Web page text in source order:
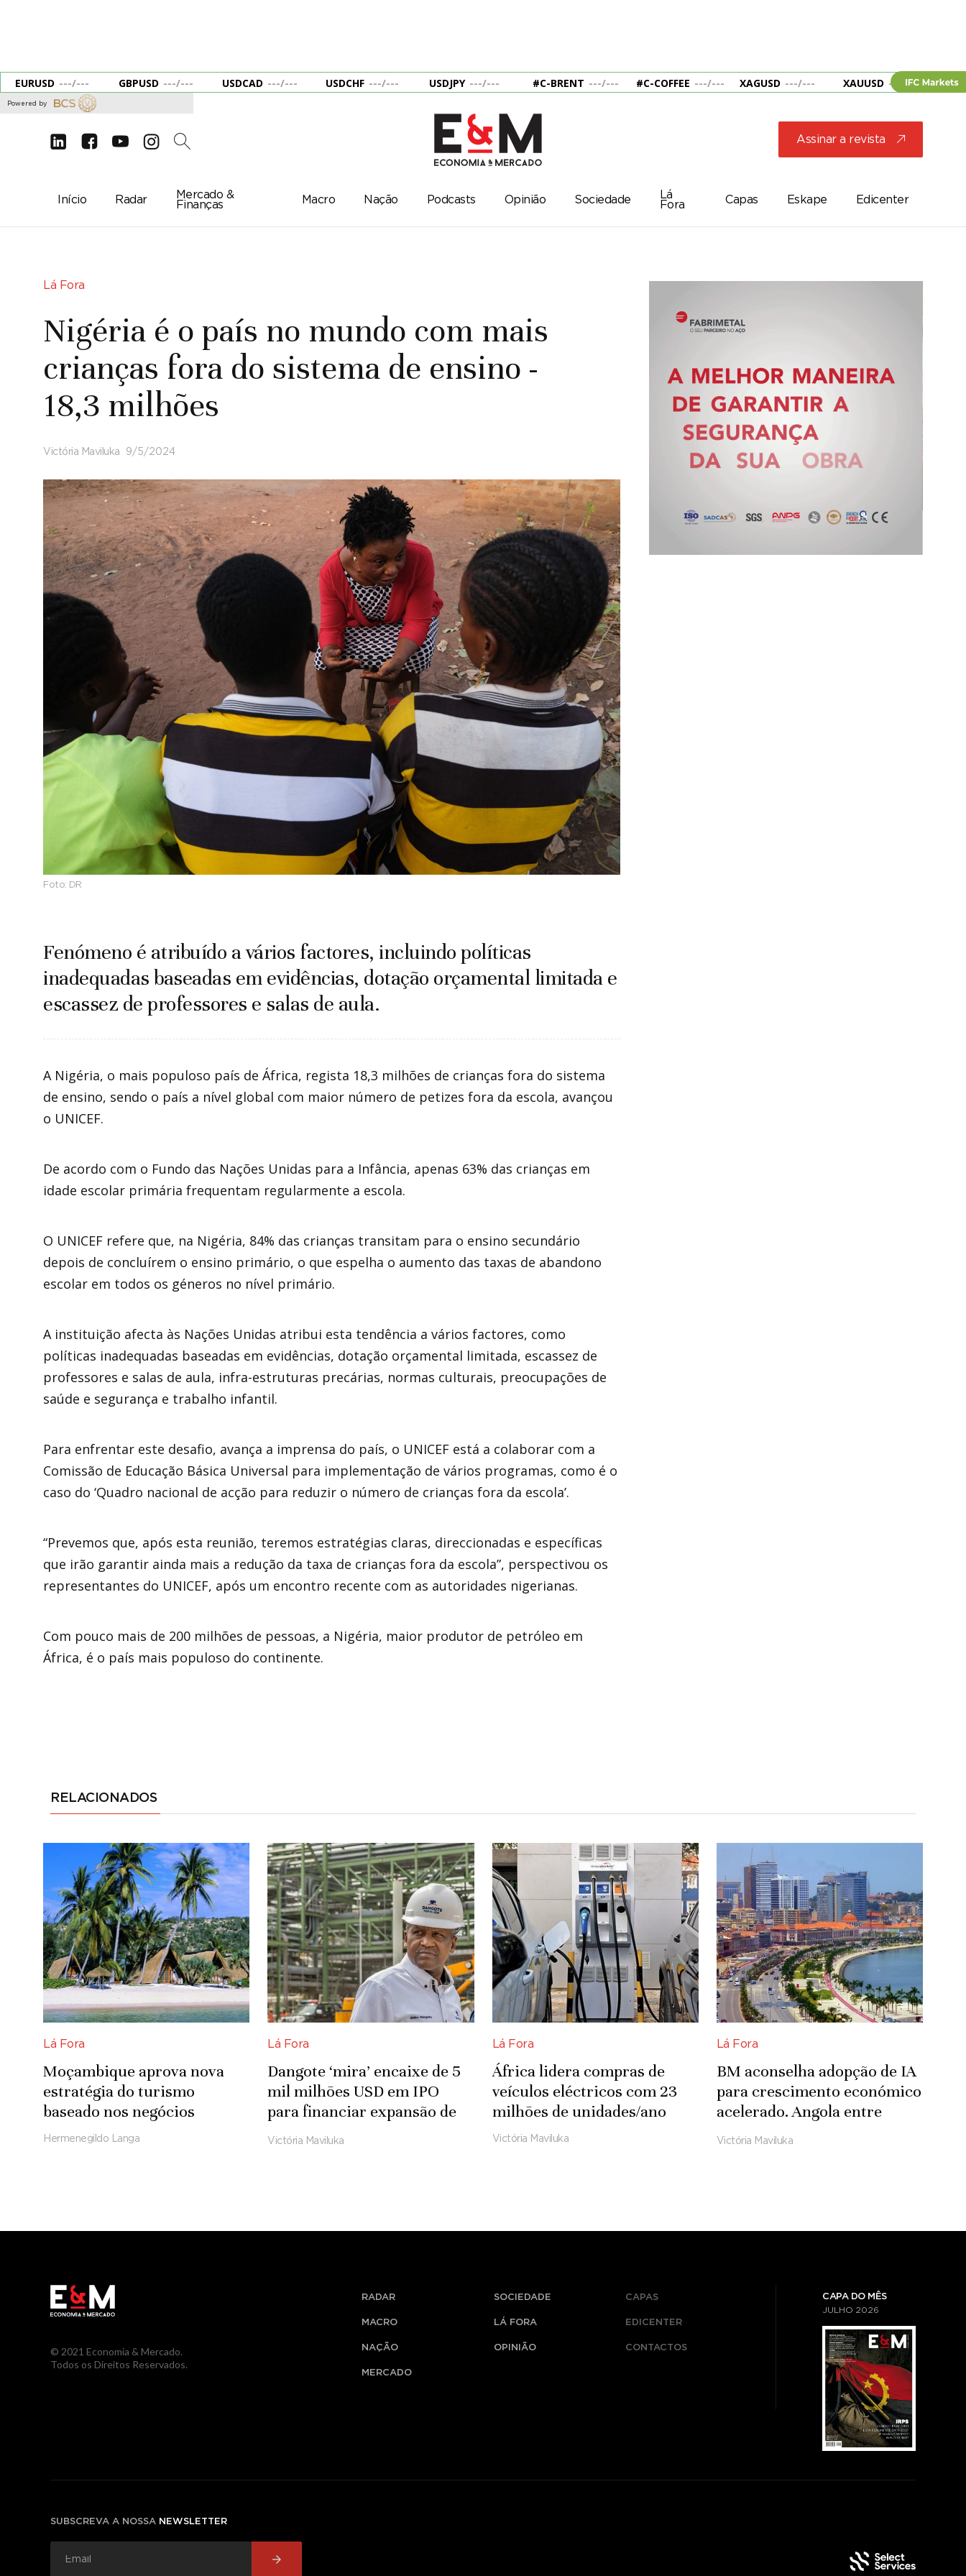
EURUSD ---/--- GBPUSD ---/--- USDCAD ---/--- USDCHF ---/--- USDJPY ---/--- #C-BRENT ---/--- #C-COFFEE ---/--- XAGUSD ---/--- XAUUSD --- ---
Powered by
d e g c 2 Assinar a revista j
Início Radar
Mercado &
Finanças
Macro Nação Podcasts Opinião Sociedade
Lá
Fora
Capas Eskape Edicenter
Lá Fora
Nigéria é o país no mundo com mais
crianças fora do sistema de ensino -
18,3 milhões
Victória Maviluka 9/5/2024
Foto: DR
Fenómeno é atribuído a vários factores, incluindo políticas
inadequadas baseadas em evidências, dotação orçamental limitada e
escassez de professores e salas de aula.
A Nigéria, o mais populoso país de África, regista 18,3 milhões de crianças fora do sistema
de ensino, sendo o país a nível global com maior número de petizes fora da escola, avançou
o UNICEF.
De acordo com o Fundo das Nações Unidas para a Infância, apenas 63% das crianças em
idade escolar primária frequentam regularmente a escola.
O UNICEF refere que, na Nigéria, 84% ​​das crianças transitam para o ensino secundário
depois de concluírem o ensino primário, o que espelha o aumento das taxas de abandono
escolar em todos os géneros no nível primário.
A instituição afecta às Nações Unidas atribui esta tendência a vários factores, como
políticas inadequadas baseadas em evidências, dotação orçamental limitada, escassez de
professores e salas de aula, infra-estruturas precárias, normas culturais, preocupações de
saúde e segurança e trabalho infantil.
Para enfrentar este desafio, avança a imprensa do país, o UNICEF está a colaborar com a
Comissão de Educação Básica Universal para implementação de vários programas, como é o
caso do ‘Quadro nacional de acção para reduzir o número de crianças fora da escola’.
“Prevemos que, após esta reunião, teremos estratégias claras, direccionadas e específicas
que irão garantir ainda mais a redução da taxa de crianças fora da escola”, perspectivou os
representantes do UNICEF, após um encontro recente com as autoridades nigerianas.
Com pouco mais de 200 milhões de pessoas, a Nigéria, maior produtor de petróleo em
África, é o país mais populoso do continente.
RELACIONADOS
Lá Fora
Moçambique aprova nova
estratégia do turismo
baseado nos negócios
Hermenegildo Langa
Lá Fora
Dangote ‘mira’ encaixe de 5
mil milhões USD em IPO
para financiar expansão de
refinaria
Victória Maviluka
Lá Fora
África lidera compras de
veículos eléctricos com 23
milhões de unidades/ano
Victória Maviluka
Lá Fora
BM aconselha adopção de IA
para crescimento económico
acelerado. Angola entre
países com pior desempenho
Victória Maviluka
© 2021 Economia & Mercado.
Todos os Direitos Reservados.
RADAR
MACRO
NAÇÃO
MERCADO
SOCIEDADE
LÁ FORA
OPINIÃO
CAPAS
EDICENTER
CONTACTOS
CAPA DO MÊS
JULHO 2026
SUBSCREVA A NOSSA NEWSLETTER